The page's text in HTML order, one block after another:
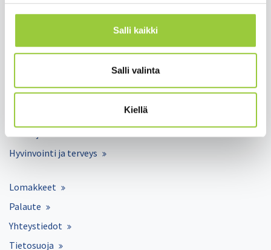
Salli kaikki
Salli valinta
Kiellä
paltamon.kunta(at)paltamo.fi
Asuminen ja ympäristö
Varhaiskasvatus ja opetus
Matkailu ja vapaa-aika
Hyvinvointi ja terveys
Lomakkeet
Palaute
Yhteystiedot
Tietosuoja